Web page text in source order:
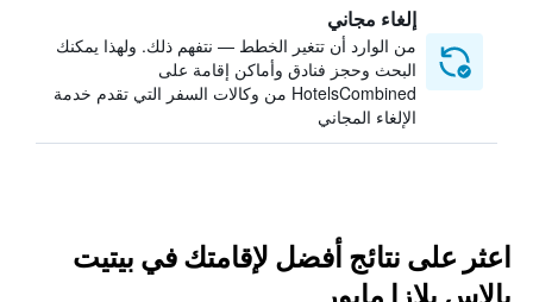
إلغاء مجاني
من الوارد أن تتغير الخطط — نتفهم ذلك. ولهذا يمكنك
البحث وحجز فنادق وأماكن إقامة على
HotelsCombined من وكالات السفر التي تقدم خدمة
الإلغاء المجاني
اعثر على نتائج أفضل لإقامتك في بيتيت